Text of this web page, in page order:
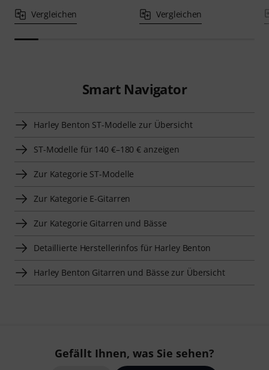
Vergleichen Vergleichen
Smart Navigator
Harley Benton ST-Modelle zur Übersicht
ST-Modelle für 140 €–180 € anzeigen
Zur Kategorie ST-Modelle
Zur Kategorie E-Gitarren
Zur Kategorie Gitarren und Bässe
Detaillierte Herstellerinfos für Harley Benton
Harley Benton Gitarren und Bässe zur Übersicht
Gefällt Ihnen, was Sie sehen?